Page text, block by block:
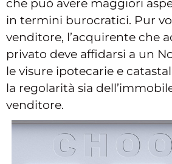
che può avere maggiori
in termini burocratici. Pur
venditore, l’acquirente che
privato deve affidarsi a un
le visure ipotecarie e
la regolarità sia
venditore.